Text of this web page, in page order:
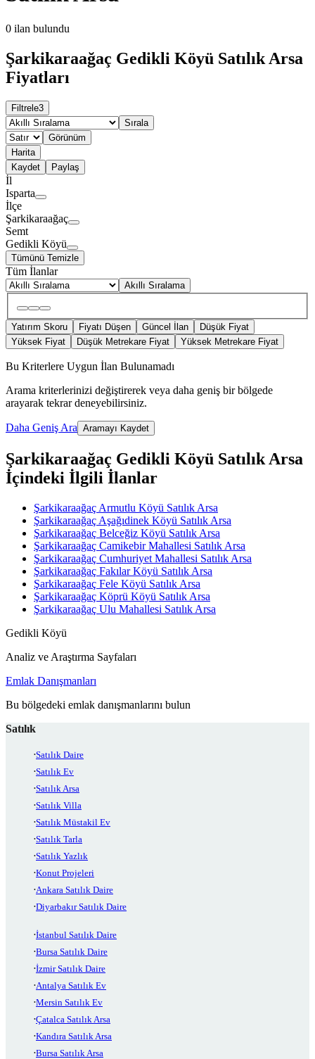
0 ilan bulundu
Şarkikaraağaç Gedikli Köyü Satılık Arsa
Fiyatları
Filtrele3
Sırala
Görünüm
Harita
Kaydet
Paylaş
İl
Isparta
İlçe
Şarkikaraağaç
Semt
Gedikli Köyü
Tümünü Temizle
Tüm İlanlar
Akıllı Sıralama
Yatırım Skoru Fiyatı Düşen Güncel İlan
Düşük Fiyat
Yüksek Fiyat
Düşük Metrekare Fiyat Yüksek Metrekare Fiyat
Bu Kriterlere Uygun İlan Bulunamadı
Arama kriterlerinizi değiştirerek veya daha geniş bir bölgede
arayarak tekrar deneyebilirsiniz.
Daha Geniş Ara Aramayı Kaydet
Şarkikaraağaç Gedikli Köyü Satılık Arsa
İçindeki İlgili İlanlar
Şarkikaraağaç Armutlu Köyü Satılık Arsa
Şarkikaraağaç Aşağıdinek Köyü Satılık Arsa
Şarkikaraağaç Belceğiz Köyü Satılık Arsa
Şarkikaraağaç Camikebir Mahallesi Satılık Arsa
Şarkikaraağaç Cumhuriyet Mahallesi Satılık Arsa
Şarkikaraağaç Fakılar Köyü Satılık Arsa
Şarkikaraağaç Fele Köyü Satılık Arsa
Şarkikaraağaç Köprü Köyü Satılık Arsa
Şarkikaraağaç Ulu Mahallesi Satılık Arsa
Gedikli Köyü
Analiz ve Araştırma Sayfaları
Emlak Danışmanları
Bu bölgedeki emlak danışmanlarını bulun
Satılık
Satılık Daire
Satılık Ev
Satılık Arsa
Satılık Villa
Satılık Müstakil Ev
Satılık Tarla
Satılık Yazlık
Konut Projeleri
Ankara Satılık Daire
Diyarbakır Satılık Daire
İstanbul Satılık Daire
Bursa Satılık Daire
İzmir Satılık Daire
Antalya Satılık Ev
Mersin Satılık Ev
Çatalca Satılık Arsa
Kandıra Satılık Arsa
Bursa Satılık Arsa